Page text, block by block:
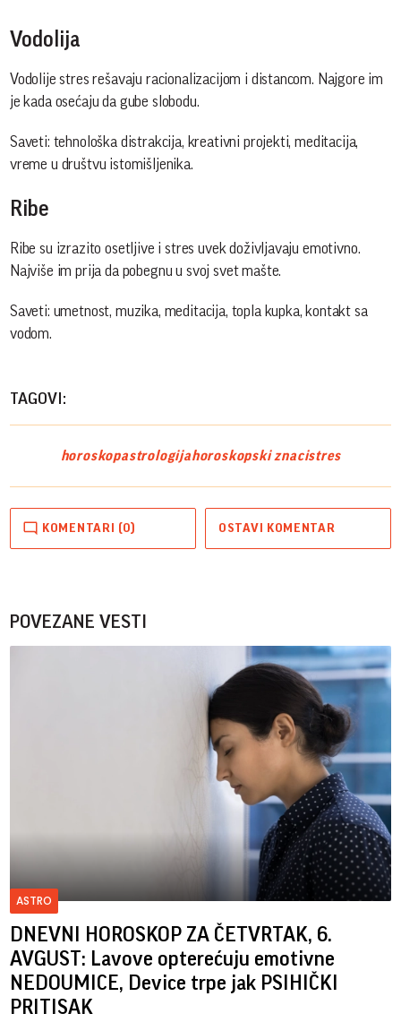
Vodolija
Vodolije stres rešavaju racionalizacijom i distancom. Najgore im
je kada osećaju da gube slobodu.
Saveti: tehnološka distrakcija, kreativni projekti, meditacija,
vreme u društvu istomišljenika.
Ribe
Ribe su izrazito osetljive i stres uvek doživljavaju emotivno.
Najviše im prija da pobegnu u svoj svet mašte.
Saveti: umetnost, muzika, meditacija, topla kupka, kontakt sa
vodom.
TAGOVI:
horoskopastrologijahoroskopski znacistres
KOMENTARI (0) OSTAVI KOMENTAR
POVEZANE VESTI
ASTRO
DNEVNI HOROSKOP ZA ČETVRTAK, 6.
AVGUST: Lavove opterećuju emotivne
NEDOUMICE, Device trpe jak PSIHIČKI
PRITISAK